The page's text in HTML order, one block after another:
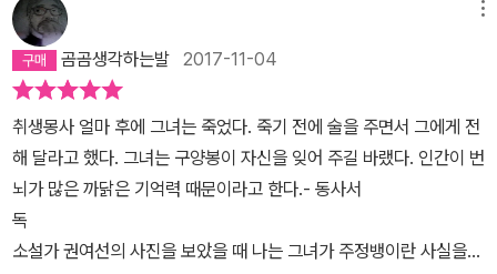
몸서리를 쳤다.'오늘 뭐 먹지?'에 등장하는 사람과 안주들은 가볍고
경쾌하며 유머러스하기까지 한데,이 책 '안녕 주정뱅이'에 등장하는
이들은 이다지도 어둡고 침잠하려드는 것인지,내용이 재미없거나 글
을 못 썼다는 생각은 1도 들지 않았지만,이런 줄 알았다면 읽지 않았
을 것이다.이런 글을 읽다가 어둠에 물들거나 침잠하고 싶지는 않으
니까 말이다. 단편 소설 하나 하나 마음이 아파서 힘들게 읽었다.우선
'봄밤'에 몰입을 할 수가 없었다.류머티스 관절염이 쇳독이 올라서 병
이 난거라고 하는 설정도 그랬지만,여성에게서 남성의 3배가 넘는 발
병률을 보이는데,남자를 류머티스 관절염 환자를 만들어놓고 급속히
곰곰생각하는발 2017-11-04
취생몽사 얼마 후에 그녀는 죽었다. 죽기 전에 술을 주면서 그에게 전
해 달라고 했다. 그녀는 구양봉이 자신을 잊어 주길 바랬다. 인간이 번
뇌가 많은 까닭은 기억력 때문이라고 한다.​- 동사서
소설가 권여선의 사진을 보았을 때 나는 그녀가 주정뱅이란 사실을